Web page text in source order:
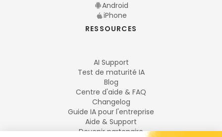
Android
iPhone
RESSOURCES
AI Support
Test de maturité IA
Blog
Centre d'aide & FAQ
Changelog
Guide IA pour l'entreprise
Aide & Support
Devenir partenaire